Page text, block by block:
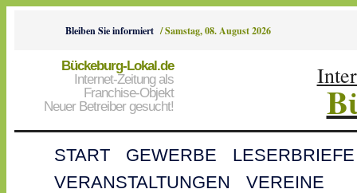
Bleiben Sie informiert /Samstag, 08. August 2026
Bückeburg-Lokal.de
Internet-Zeitung als
Franchise-Objekt
Neuer Betreiber gesucht!
START GEWERBE
LESERBRIEFE
VERANSTALTUNGEN
VEREINE